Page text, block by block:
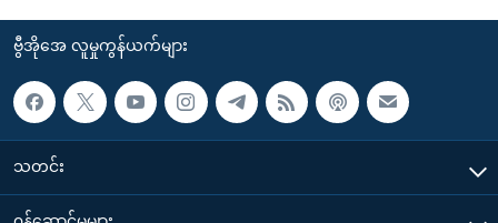
ဗွီအိုအေ လူမှုကွန်ယက်များ
သတင်း